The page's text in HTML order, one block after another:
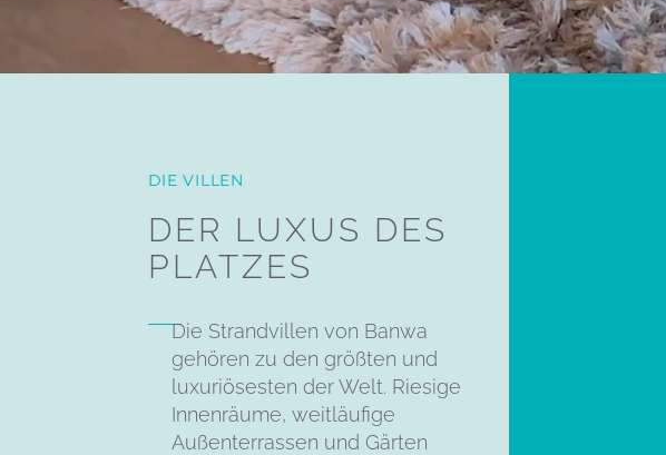
DIE VILLEN
DER LUXUS DES
PLATZES
Die Strandvillen von Banwa
gehören zu den größten und
luxuriösesten der Welt. Riesige
Innenräume, weitläufige
Außenterrassen und Gärten